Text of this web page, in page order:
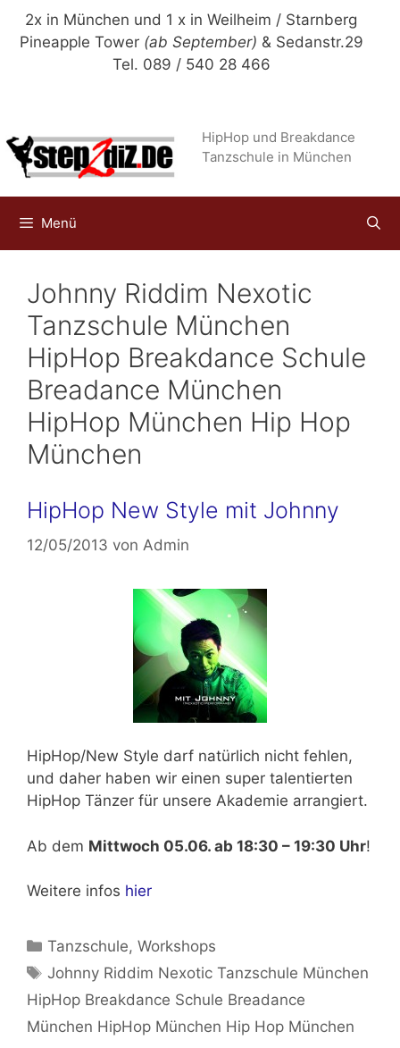
Zum
Inhalt
2x in München und 1 x in Weilheim / Starnberg
Pineapple Tower (ab September) & Sedanstr.29
Tel. 089 / 540 28 466
HipHop und Breakdance
Tanzschule in München
Menü
Johnny Riddim Nexotic
Tanzschule München
HipHop Breakdance Schule
Breadance München
HipHop München Hip Hop
München
HipHop New Style mit Johnny
12/05/2013 von Admin
HipHop/New Style darf natürlich nicht fehlen,
und daher haben wir einen super talentierten
HipHop Tänzer für unsere Akademie arrangiert.
Ab dem Mittwoch 05.06. ab 18:30 – 19:30 Uhr!
Weitere infos hier
Kategorien
Tanzschule,Workshops
Schlagwörter
Johnny Riddim Nexotic Tanzschule München
HipHop Breakdance Schule Breadance
München HipHop München Hip Hop München